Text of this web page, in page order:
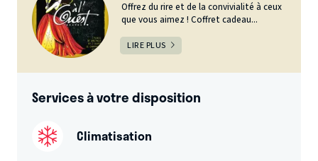
Offrez du rire et de la convivialité à ceux
que vous aimez ! Coffret cadeau...
LIRE PLUS
Services à votre disposition
Climatisation